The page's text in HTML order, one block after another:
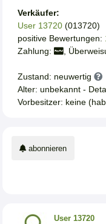
Verkäufer:
User 13720 (013720)
positive Bewertungen:
Zahlung:
,
Zustand: neuwertig
Alter: unbekannt -
Vorbesitzer: keine
abonnieren
User 13720